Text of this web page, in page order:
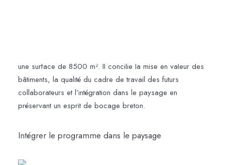
une surface de 8500 m². Il concilie la mise en valeur des
bâtiments, la qualité du cadre de travail des futurs
collaborateurs et l’intégration dans le paysage en
préservant un esprit de bocage breton.
Intégrer le programme dans le paysage